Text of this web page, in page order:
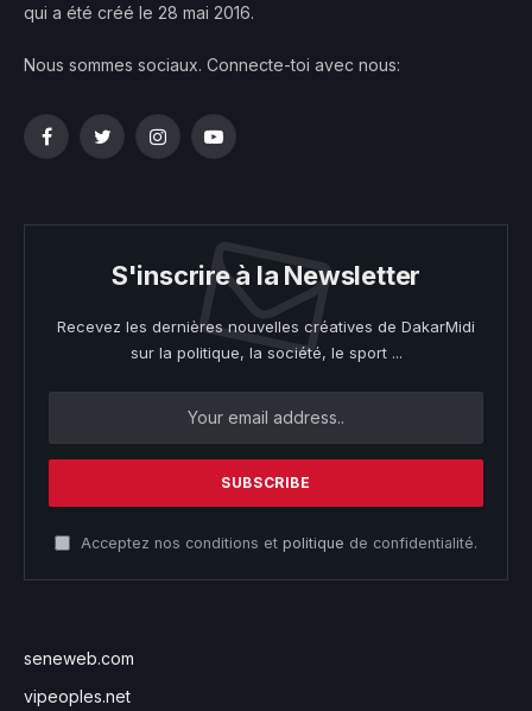
qui a été créé le 28 mai 2016.
Nous sommes sociaux. Connecte-toi avec nous:
FacebookTwitterInstagramYouTube
S'inscrire à la Newsletter
Recevez les dernières nouvelles créatives de DakarMidi
sur la politique, la société, le sport ...
Acceptez nos conditions et politique de confidentialité.
seneweb.com
vipeoples.net